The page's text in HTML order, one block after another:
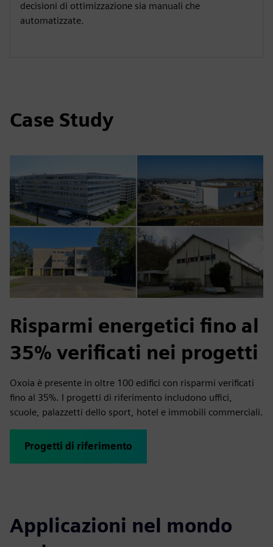
decisioni di ottimizzazione sia manuali che
automatizzate.
Case Study
Risparmi energetici fino al
35% verificati nei progetti
Oxoia è presente in oltre 100 edifici con risparmi verificati
fino al 35%. I progetti di riferimento includono uffici,
scuole, palazzetti dello sport, hotel e immobili commerciali.
Progetti di riferimento
Applicazioni nel mondo